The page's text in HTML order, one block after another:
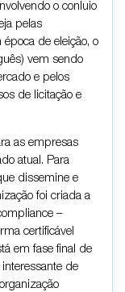
o conluio
pelas
de eleição, o
vem sendo
e pelos
de licitação e
as empresas
atual. Para
dissemine e
foi criada a
–
certificável
em fase final de
de